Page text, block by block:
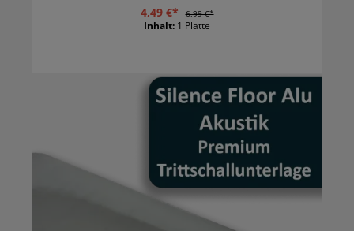
4,49 €* 6,99 €*
Inhalt: 1 Platte